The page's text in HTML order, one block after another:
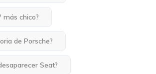
más chico?
de Porsche?
Seat?